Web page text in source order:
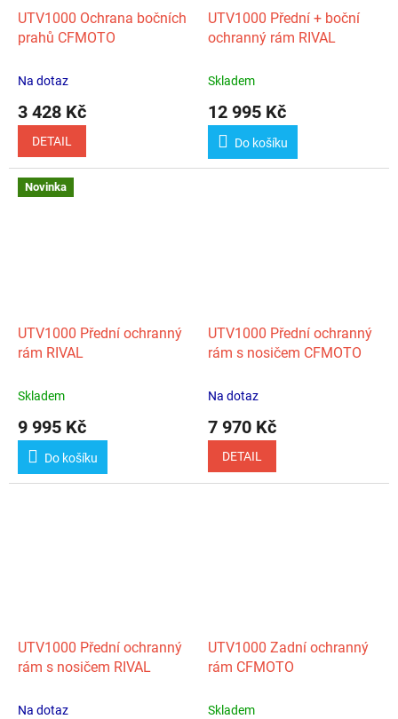
UTV1000 Ochrana bočních
prahů CFMOTO
Na dotaz
3 428 Kč
DETAIL
UTV1000 Přední + boční
ochranný rám RIVAL
Skladem
12 995 Kč
Do košíku
Novinka
UTV1000 Přední ochranný
rám RIVAL
Skladem
9 995 Kč
Do košíku
UTV1000 Přední ochranný
rám s nosičem CFMOTO
Na dotaz
7 970 Kč
DETAIL
UTV1000 Přední ochranný
rám s nosičem RIVAL
Na dotaz
UTV1000 Zadní ochranný
rám CFMOTO
Skladem